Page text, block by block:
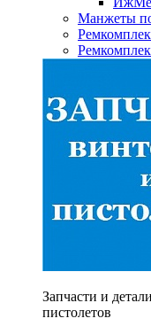
Манжеты
Запчасти и
пистолетов